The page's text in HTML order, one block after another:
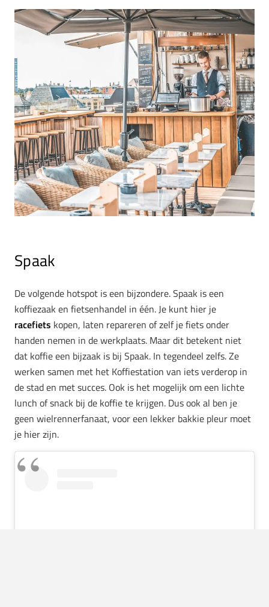
Spaak
De volgende hotspot is een bijzondere. Spaak is een
koffiezaak en fietsenhandel in één. Je kunt hier je
racefiets kopen, laten repareren of zelf je fiets onder
handen nemen in de werkplaats. Maar dit betekent niet
dat koffie een bijzaak is bij Spaak. In tegendeel zelfs. Ze
werken samen met het Koffiestation van iets verderop in
de stad en met succes. Ook is het mogelijk om een lichte
lunch of snack bij de koffie te krijgen. Dus ook al ben je
geen wielrennerfanaat, voor een lekker bakkie pleur moet
je hier zijn.